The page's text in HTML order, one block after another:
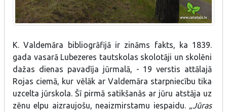
K. Valdemāra bibliogrāfijā ir zināms fakts, ka 1839.
gada vasarā Lubezeres tautskolas skolotāji un skolēni
dažas dienas pavadīja jūrmalā, - 19 verstis attālajā
Rojas ciemā, kur vēlāk ar Valdemāra starpniecību tika
uzcelta jūrskola. Šī pirmā satikšanās ar jūru atstāja uz
zēnu elpu aizraujošu, neaizmirstamu iespaidu. „Jūras